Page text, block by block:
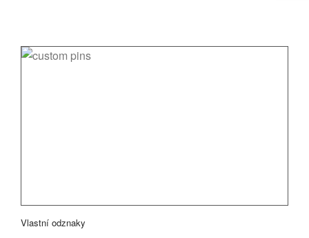
Vlastní odznaky